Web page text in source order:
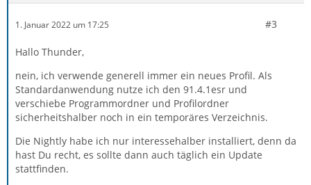
1. Januar 2022 um 17:25 #3
Hallo Thunder,
nein, ich verwende generell immer ein neues Profil. Als
Standardanwendung nutze ich den 91.4.1esr und
verschiebe Programmordner und Profilordner
sicherheitshalber noch in ein temporäres Verzeichnis.
Die Nightly habe ich nur interessehalber installiert, denn da
hast Du recht, es sollte dann auch täglich ein Update
stattfinden.